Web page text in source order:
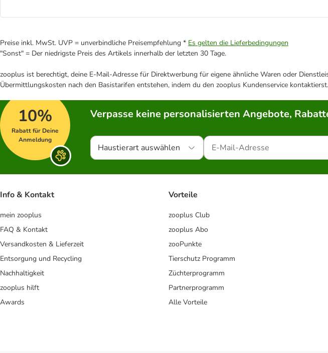
Preise inkl. MwSt. UVP = unverbindliche Preisempfehlung * Es gelten die Lieferbedingungen
"Sonst" = Der niedrigste Preis des Artikels innerhalb der letzten 30 Tage.
zooplus ist berechtigt, deine E-Mail-Adresse für Direktwerbung für eigene ähnliche Waren oder
Übermittlungskosten nach den Basistarifen entstehen, indem du den zooplus Kundenservice
10%
Rabatt für Deine
Anmeldung
Verpasse keine personalisierten Angebote,
Haustierart auswählen
Info & Kontakt
mein zooplus
FAQ & Kontakt
Versandkosten & Lieferzeit
Entsorgung und Recycling
Nachhaltigkeit
zooplus hilft
Awards
Vorteile
zooplus Club
zooplus Abo
zooPunkte
Tierschutz Programm
Züchterprogramm
Partnerprogramm
Alle Vorteile